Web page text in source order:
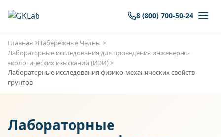
8 (800) 700-50-24
Главная
Набережные Челны
Лабораторные исследования для проведения инженерно-
экологических изысканий (ИЭИ)
Лабораторные исследования физико-механических свойств
грунтов
Лабораторные